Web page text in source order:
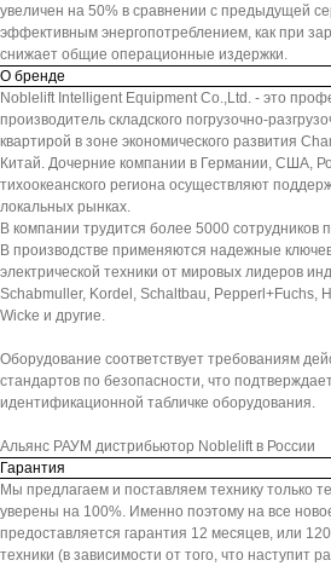
увеличен на 50% в сравнении с предыдущей
эффективным энергопотреблением, как при
снижает общие операционные издержки.
О бренде
Noblelift Intelligent Equipment Co.,Ltd. - это
производитель складского погрузочно-
квартирой в зоне экономического развития
Китай. Дочерние компании в Германии, США,
тихоокеанского региона осуществляют
локальных рынках.
В компании трудится более 5000 сотрудников
В производстве применяются надежные
электрической техники от мировых лидеров
Schabmuller, Kordel, Schaltbau, Pepperl+Fuchs,
Wicke и другие.
Оборудование соответствует требованиям
стандартов по безопасности, что
идентификационной табличке оборудования.
Альянс РАУМ дистрибьютор Noblelift в России
Гарантия
Мы предлагаем и поставляем технику только
уверены на 100%. Именно поэтому на все
предоставляется гарантия 12 месяцев, или
техники (в зависимости от того, что наступит